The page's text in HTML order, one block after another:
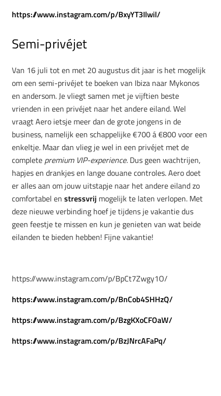
https://www.instagram.com/p/BxyYT3Ilwil/
Semi-privéjet
Van 16 juli tot en met 20 augustus dit jaar is het mogelijk
om een semi-privéjet te boeken van Ibiza naar Mykonos
en andersom. Je vliegt samen met je vijftien beste
vrienden in een privéjet naar het andere eiland. Wel
vraagt Aero ietsje meer dan de grote jongens in de
business, namelijk een schappelijke €700 á €800 voor een
enkeltje. Maar dan vlieg je wel in een privéjet met de
complete premium VIP-experience. Dus geen wachtrijen,
hapjes en drankjes en lange douane controles. Aero doet
er alles aan om jouw uitstapje naar het andere eiland zo
comfortabel en stressvrij mogelijk te laten verlopen. Met
deze nieuwe verbinding hoef je tijdens je vakantie dus
geen feestje te missen en kun je genieten van wat beide
eilanden te bieden hebben! Fijne vakantie!
https://www.instagram.com/p/BpCt7Zwgy1O/
https://www.instagram.com/p/BnCob4SHHzQ/
https://www.instagram.com/p/BzgKXoCFOaW/
https://www.instagram.com/p/BzJNrcAFaPq/